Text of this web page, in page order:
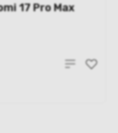
17 Pro Max